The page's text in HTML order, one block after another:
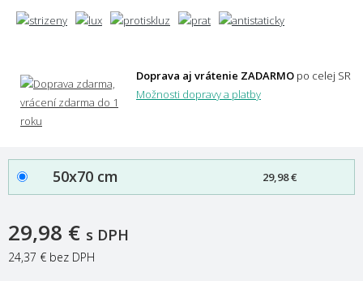
Doprava aj vrátenie ZADARMO po celej SR
Možnosti dopravy a platby
50x70 cm 29,98 €
29,98 € s DPH
24,37 € bez DPH